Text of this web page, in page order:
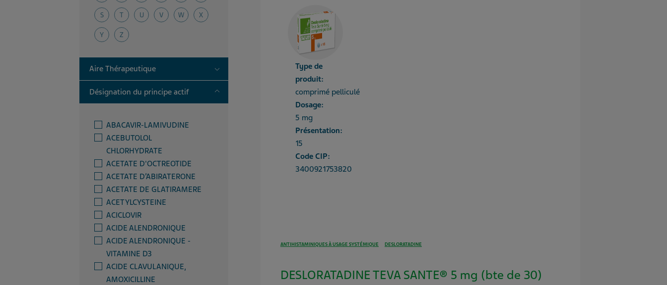
S T U V W X
Y Z
Aire Thérapeutique Toggle
Désignation du principe actif Toggle
ABACAVIR-LAMIVUDINE
ACEBUTOLOL
CHLORHYDRATE
ACETATE D'OCTREOTIDE
ACETATE D’ABIRATERONE
ACETATE DE GLATIRAMERE
ACETYLCYSTEINE
ACICLOVIR
ACIDE ALENDRONIQUE
ACIDE ALENDRONIQUE -
VITAMINE D3
ACIDE CLAVULANIQUE,
AMOXICILLINE
Type de
produit:
comprimé pelliculé
Dosage:
5 mg
Présentation:
15
Code CIP:
3400921753820
ANTIHISTAMINIQUES À USAGE SYSTÉMIQUE DESLORATADINE
DESLORATADINE TEVA SANTE® 5 mg (bte de 30)